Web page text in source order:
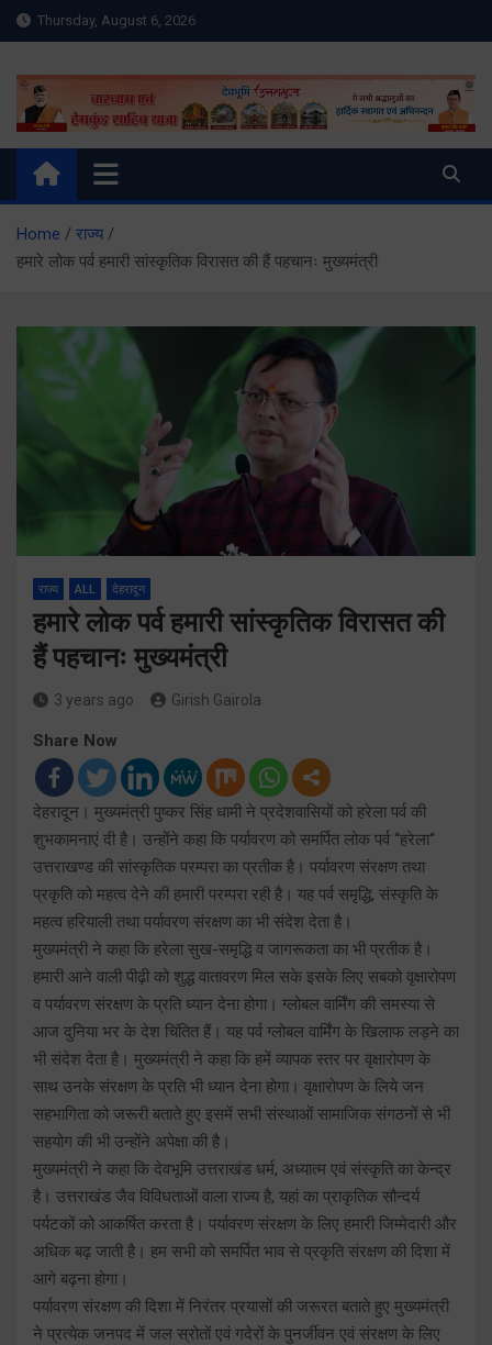
Skip
to
Thursday, August 6, 2026
Meru Raibar | Uttarakhand
News | Uttarkashi News
meruraibar.com
Home
राज्य
हमारे लोक पर्व हमारी सांस्कृतिक विरासत की हैं पहचानः मुख्यमंत्री
राज्य ALL देहरादून
हमारे लोक पर्व हमारी सांस्कृतिक विरासत की
हैं पहचानः मुख्यमंत्री
3 years ago Girish Gairola
Share Now
देहरादून। मुख्यमंत्री पुष्कर सिंह धामी ने प्रदेशवासियों को हरेला पर्व की
शुभकामनाएं दी है। उन्होंने कहा कि पर्यावरण को समर्पित लोक पर्व ‘‘हरेला‘‘
उत्तराखण्ड की सांस्कृतिक परम्परा का प्रतीक है। पर्यावरण संरक्षण तथा
प्रकृति को महत्व देने की हमारी परम्परा रही है। यह पर्व समृद्धि, संस्कृति के
महत्व हरियाली तथा पर्यावरण संरक्षण का भी संदेश देता है।
मुख्यमंत्री ने कहा कि हरेला सुख-समृद्धि व जागरूकता का भी प्रतीक है।
हमारी आने वाली पीढ़ी को शुद्ध वातावरण मिल सके इसके लिए सबको वृक्षारोपण
व पर्यावरण संरक्षण के प्रति ध्यान देना होगा। ग्लोबल वार्मिंग की समस्या से
आज दुनिया भर के देश चिंतित हैं। यह पर्व ग्लोबल वार्मिंग के खिलाफ लड़ने का
भी संदेश देता है। मुख्यमंत्री ने कहा कि हमें व्यापक स्तर पर वृक्षारोपण के
साथ उनके संरक्षण के प्रति भी ध्यान देना होगा। वृक्षारोपण के लिये जन
सहभागिता को जरूरी बताते हुए इसमें सभी संस्थाओं सामाजिक संगठनों से भी
सहयोग की भी उन्होंने अपेक्षा की है।
मुख्यमंत्री ने कहा कि देवभूमि उत्तराखंड धर्म, अध्यात्म एवं संस्कृति का केन्द्र
है। उत्तराखंड जैव विविधताओं वाला राज्य है, यहां का प्राकृतिक सौन्दर्य
पर्यटकों को आकर्षित करता है। पर्यावरण संरक्षण के लिए हमारी जिम्मेदारी और
अधिक बढ़ जाती है। हम सभी को समर्पित भाव से प्रकृति संरक्षण की दिशा में
आगे बढ़ना होगा।
पर्यावरण संरक्षण की दिशा में निरंतर प्रयासों की जरूरत बताते हुए मुख्यमंत्री
ने प्रत्येक जनपद में जल स्रोतों एवं गदेरों के पुनर्जीवन एवं संरक्षण के लिए